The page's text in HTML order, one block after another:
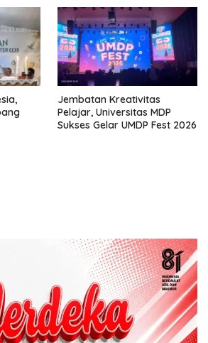
dalam Sengketa Lumban Silo
Jembatan Kreativitas
Pelajar, Universitas MDP
Sukses Gelar UMDP Fest 2026